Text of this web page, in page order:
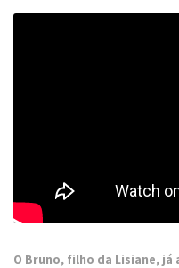
O Bruno, filho da Lisiane, já